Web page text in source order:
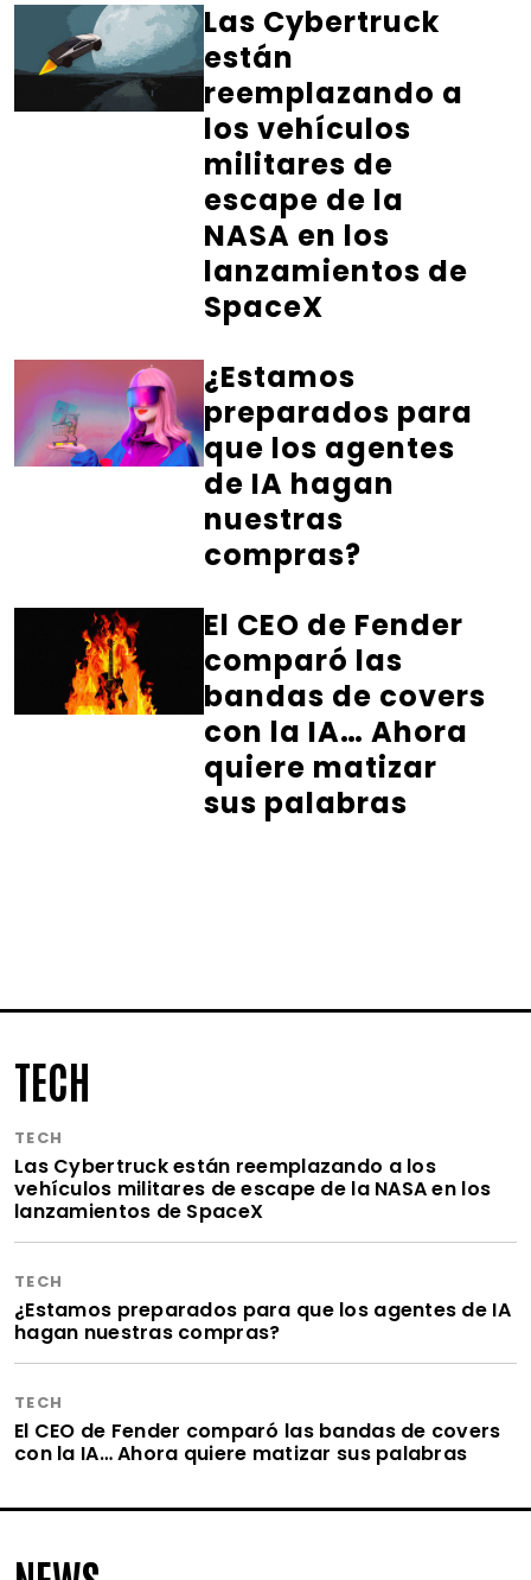
Las Cybertruck
están
reemplazando a
los vehículos
militares de
escape de la
NASA en los
lanzamientos de
SpaceX
¿Estamos
preparados para
que los agentes
de IA hagan
nuestras
compras?
El CEO de Fender
comparó las
bandas de covers
con la IA… Ahora
quiere matizar
sus palabras
TECH
TECH
Las Cybertruck están reemplazando a los
vehículos militares de escape de la NASA en los
lanzamientos de SpaceX
TECH
¿Estamos preparados para que los agentes de IA
hagan nuestras compras?
TECH
El CEO de Fender comparó las bandas de covers
con la IA… Ahora quiere matizar sus palabras